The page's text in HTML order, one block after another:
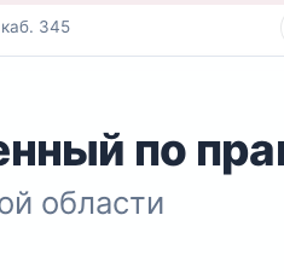
345
по
области